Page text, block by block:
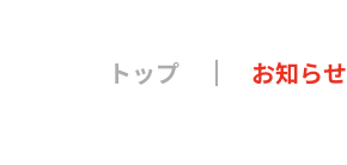
トップ お知らせ